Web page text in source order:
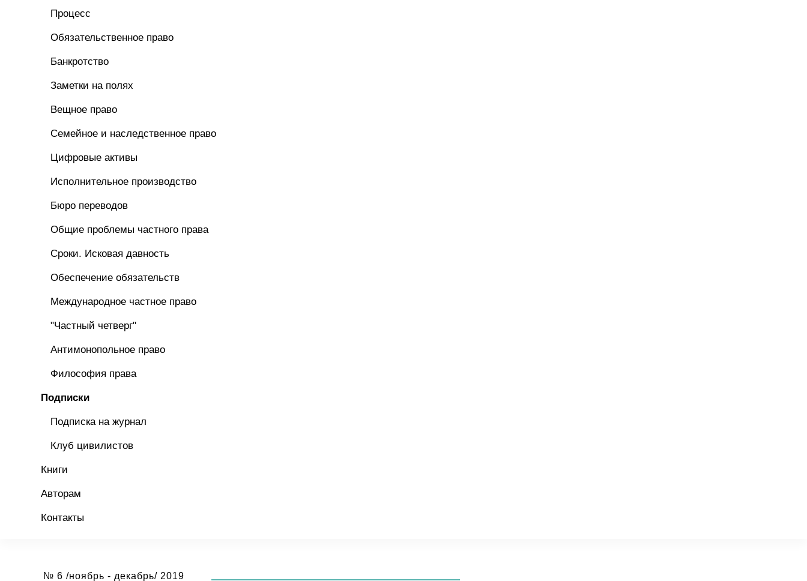
Процесс
Обязательственное право
Банкротство
Заметки на полях
Вещное право
Семейное и наследственное право
Цифровые активы
Исполнительное производство
Бюро переводов
Общие проблемы частного права
Сроки. Исковая давность
Обеспечение обязательств
Международное частное право
"Частный четверг"
Антимонопольное право
Философия права
Подписки
Подписка на журнал
Клуб цивилистов
Книги
Авторам
Контакты
№ 6 /ноябрь - декабрь/ 2019